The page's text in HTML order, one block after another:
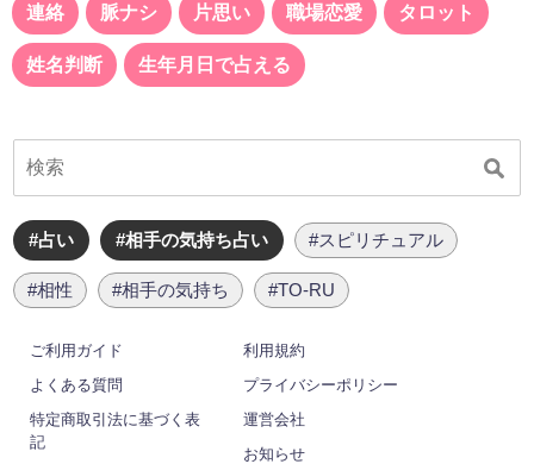
連絡 脈ナシ 片思い 職場恋愛 タロット
姓名判断 生年月日で占える
#占い #相手の気持ち占い #スピリチュアル
#相性 #相手の気持ち #TO-RU
ご利用ガイド
利用規約
よくある質問
プライバシーポリシー
特定商取引法に基づく表
記
運営会社
お知らせ